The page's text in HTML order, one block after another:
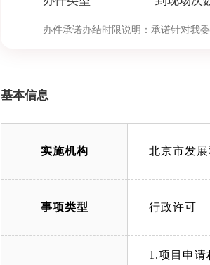
办件承诺办结时限说明： 承诺针对我
基本信息
实施机构 北京市发
事项类型 行政许可
1.项目申